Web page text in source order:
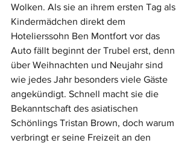
Wolken. Als sie an ihrem ersten Tag als
Kindermädchen direkt dem
Hotelierssohn Ben Montfort vor das
Auto fällt beginnt der Trubel erst, denn
über Weihnachten und Neujahr sind
wie jedes Jahr besonders viele Gäste
angekündigt. Schnell macht sie die
Bekanntschaft des asiatischen
Schönlings Tristan Brown, doch warum
verbringt er seine Freizeit an den